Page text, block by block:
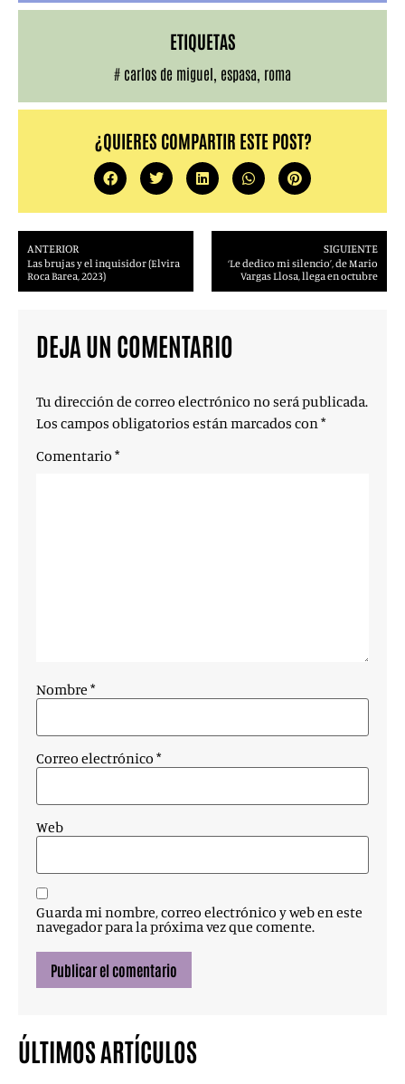
ETIQUETAS
# carlos de miguel espasa roma
¿QUIERES COMPARTIR ESTE POST?
ANTERIOR
Las brujas y el inquisidor (Elvira
Roca Barea, 2023)
SIGUIENTE
‘Le dedico mi silencio’, de Mario
Vargas Llosa, llega en octubre
DEJA UN COMENTARIO
Tu dirección de correo electrónico no será publicada.
Los campos obligatorios están marcados con*
Comentario *
Nombre *
Correo electrónico *
Web
Guarda mi nombre, correo electrónico y web en este
navegador para la próxima vez que comente.
ÚLTIMOS ARTÍCULOS